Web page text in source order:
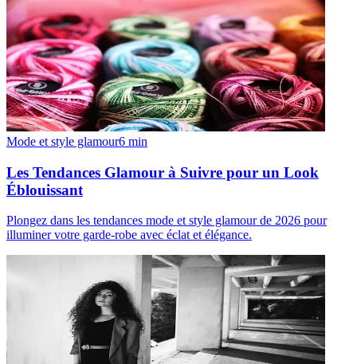
Mode et style glamour6 min
Les Tendances Glamour à Suivre pour un Look
Éblouissant
Plongez dans les tendances mode et style glamour de 2026 pour
illuminer votre garde-robe avec éclat et élégance.